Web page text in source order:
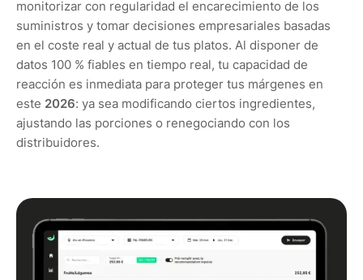
monitorizar con regularidad el encarecimiento de los
suministros y tomar decisiones empresariales basadas
en el coste real y actual de tus platos. Al disponer de
datos 100 % fiables en tiempo real, tu capacidad de
reacción es inmediata para proteger tus márgenes en
este 2026: ya sea modificando ciertos ingredientes,
ajustando las porciones o renegociando con los
distribuidores.